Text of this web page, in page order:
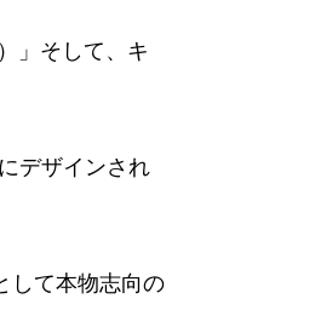
」そして、キ
デザインされ
して本物志向の